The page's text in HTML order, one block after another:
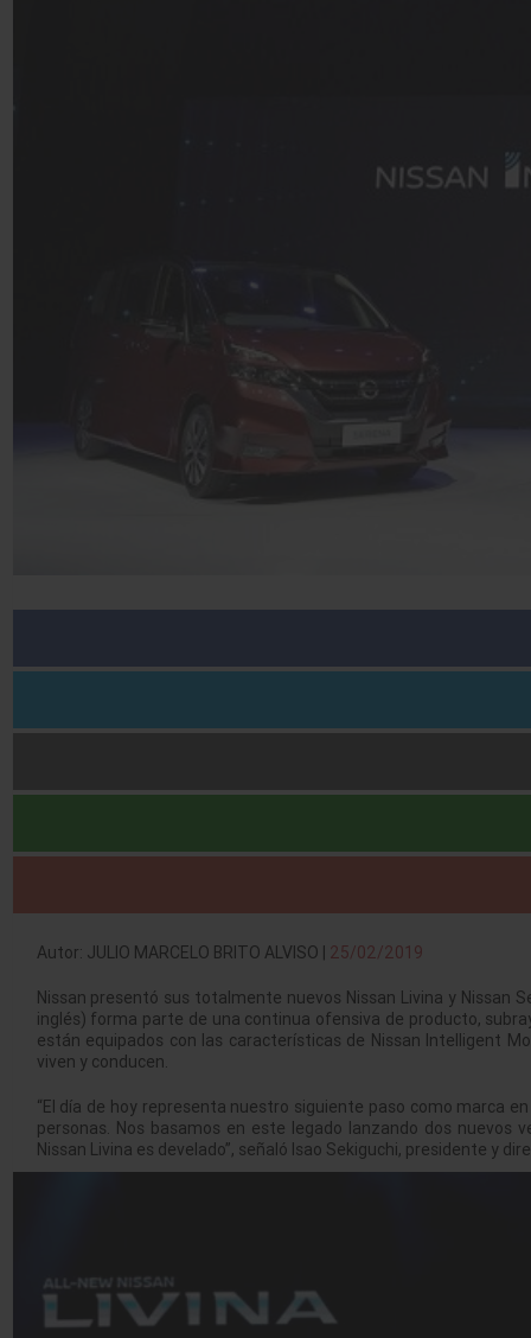
Autor: JULIO MARCELO BRITO ALVISO | 25/02/2019
Nissan presentó sus totalmente nuevos Nissan Livina y Nissan
inglés) forma parte de una continua ofensiva de producto,
están equipados con las características de Nissan Intelligent
viven y conducen.
“El día de hoy representa nuestro siguiente paso como marca
personas. Nos basamos en este legado lanzando dos
Nissan Livina es develado”, señaló Isao Sekiguchi, presidente y